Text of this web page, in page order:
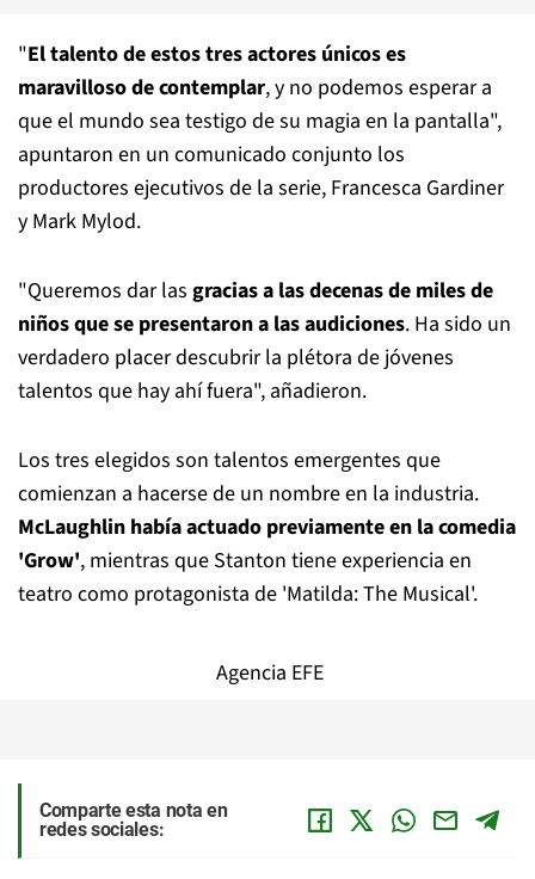
"El talento de estos tres actores únicos es
maravilloso de contemplar, y no podemos esperar a
que el mundo sea testigo de su magia en la pantalla",
apuntaron en un comunicado conjunto los
productores ejecutivos de la serie, Francesca Gardiner
y Mark Mylod.
"Queremos dar las gracias a las decenas de miles de
niños que se presentaron a las audiciones. Ha sido un
verdadero placer descubrir la plétora de jóvenes
talentos que hay ahí fuera", añadieron.
Los tres elegidos son talentos emergentes que
comienzan a hacerse de un nombre en la industria.
McLaughlin había actuado previamente en la comedia
'Grow', mientras que Stanton tiene experiencia en
teatro como protagonista de 'Matilda: The Musical'.
Agencia EFE
Comparte esta nota en
redes sociales: